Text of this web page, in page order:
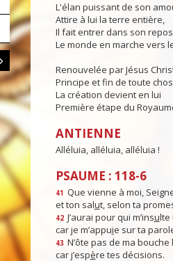
L'élan puissant de son
Attire à lui la terre entière,
Il fait entrer dans son repos
Le monde en marche vers
Renouvelée par Jésus
Principe et fin de toute
La création devient en lui
Première étape du
ANTIENNE
Alléluia, alléluia, alléluia !
PSAUME : 118-6
41 Que vienne à moi,
et ton salut, selon ta
42 J’aurai pour qui m’insulte
car je m’appuie sur ta
43 N’ôte pas de ma bouche
car j’espère tes décisions.